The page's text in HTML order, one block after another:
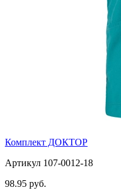
Комплект ДОКТОР
Артикул 107-0012-18
98.95 руб.